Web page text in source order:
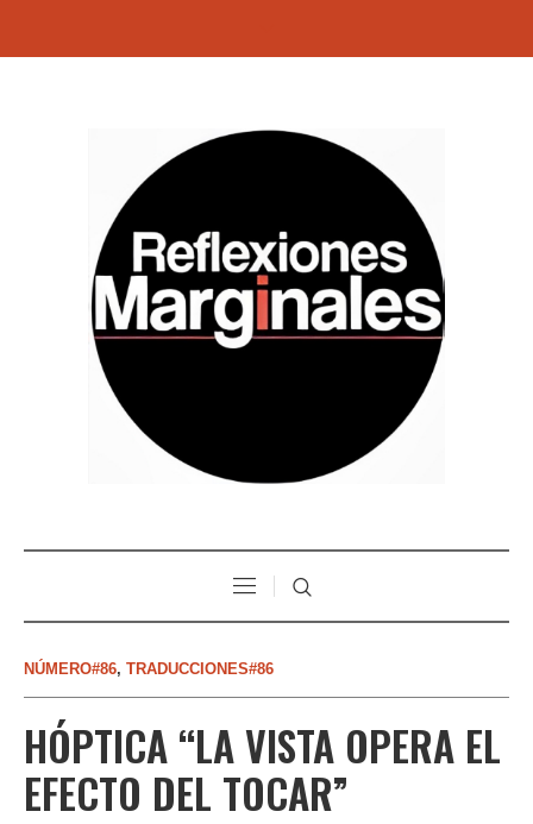
NÚMERO#86, TRADUCCIONES#86
HÓPTICA “LA VISTA OPERA EL
EFECTO DEL TOCAR”